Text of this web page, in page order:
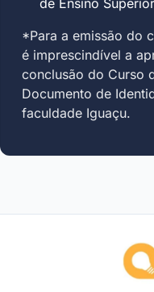
*Para a emissão do
é imprescindível a
conclusão do Curso
Documento de
faculdade Iguaçu.